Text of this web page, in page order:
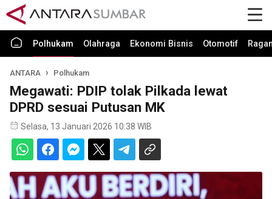
Polhukam Olahraga Ekonomi Bisnis Otomotif
ANTARA Polhukam
Megawati: PDIP tolak Pilkada lewat
DPRD sesuai Putusan MK
Selasa, 13 Januari 2026 10:38 WIB